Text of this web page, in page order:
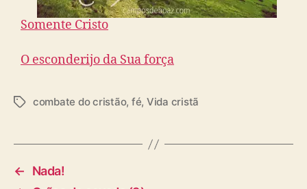
Somente Cristo
O esconderijo da Sua força
T
s
combate do cristão, fé, Vida cristã
←
Nada!